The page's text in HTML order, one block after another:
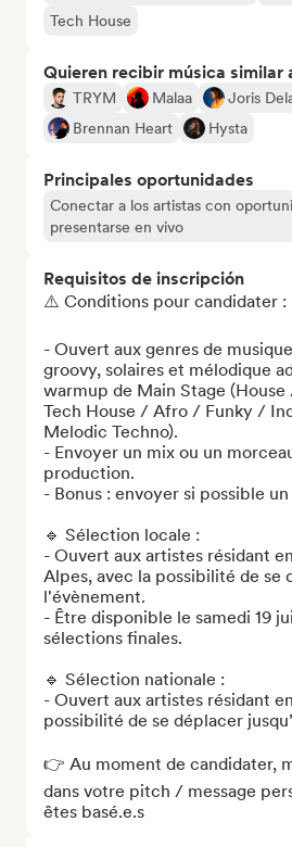
Tech House
Quieren recibir música similar
TRYM Malaa Joris
Brennan Heart
Hysta
Principales oportunidades
Conectar a los artistas con
presentarse en vivo
Requisitos de inscripción
⚠️ Conditions pour candidater :
- Ouvert aux genres de
groovy, solaires et mélodique
warmup de Main Stage
Tech House / Afro / Funky /
Melodic Techno).
- Envoyer un mix ou un
production.
- Bonus : envoyer si possible
🔹 Sélection locale :
- Ouvert aux artistes résidant
Alpes, avec la possibilité de se
l'évènement.
- Être disponible le samedi 19
sélections finales.
🔹 Sélection nationale :
- Ouvert aux artistes résidant
possibilité de se déplacer
👉 Au moment de candidater,
dans votre pitch / message
êtes basé.e.s